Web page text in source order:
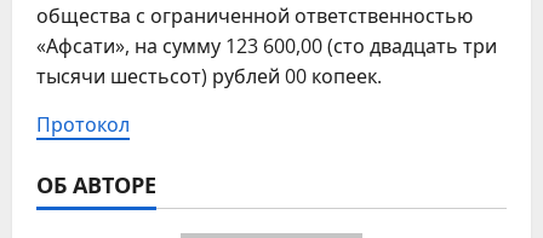
общества с ограниченной ответственностью
«Афсати», на сумму 123 600,00 (сто двадцать три
тысячи шестьсот) рублей 00 копеек.
Протокол
ОБ АВТОРЕ